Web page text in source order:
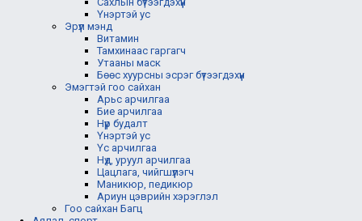
Үнэртэй ус
Эрүүл мэнд
Витамин
Тамхинаас гаргагч
Утааны маск
Бөөс хуурсны эсрэг бүтээгдэхүүн
Эмэгтэй гоо сайхан
Арьс арчилгаа
Бие арчилгаа
Нүүр будалт
Үнэртэй ус
Үс арчилгаа
Нүд, уруул арчилгаа
Цацлага, чийгшүүлэгч
Маникюр, педикюр
Ариун цэврийн хэрэглэл
Гоо сайхан Багц